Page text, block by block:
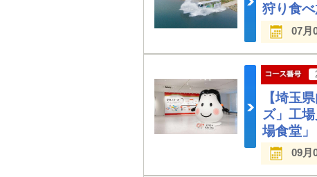
狩り食べ
07月
【埼玉
ズ」工
場食堂
09月